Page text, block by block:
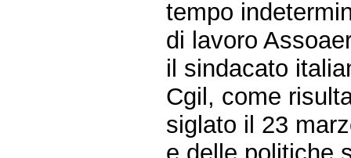
tempo
di lavoro
il sindacato
Cgil, come
siglato il 23